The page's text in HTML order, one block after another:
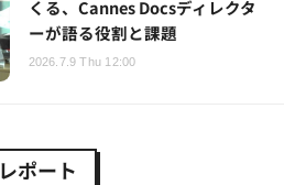
くる、Cannes Docsディレクタ
ーが語る役割と課題
2026.7.9 Thu 12:00
レポート